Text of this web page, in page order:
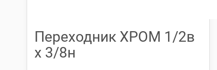
Переходник ХРОМ 1/2в
х 3/8н